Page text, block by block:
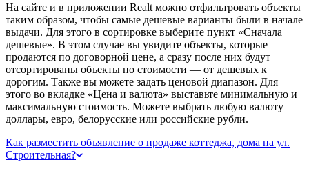
На сайте и в приложении Realt можно отфильтровать объекты
таким образом, чтобы самые дешевые варианты были в начале
выдачи. Для этого в сортировке выберите пункт «Сначала
дешевые». В этом случае вы увидите объекты, которые
продаются по договорной цене, а сразу после них будут
отсортированы объекты по стоимости — от дешевых к
дорогим. Также вы можете задать ценовой диапазон. Для
этого во вкладке «Цена и валюта» выставьте минимальную и
максимальную стоимость. Можете выбрать любую валюту —
доллары, евро, белорусские или российские рубли.
Как разместить объявление о продаже коттеджа, дома на ул.
Строительная?